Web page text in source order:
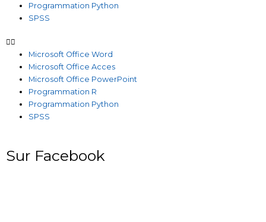
Programmation Python
SPSS
Microsoft Office Word
Microsoft Office Acces
Microsoft Office PowerPoint
Programmation R
Programmation Python
SPSS
Sur Facebook